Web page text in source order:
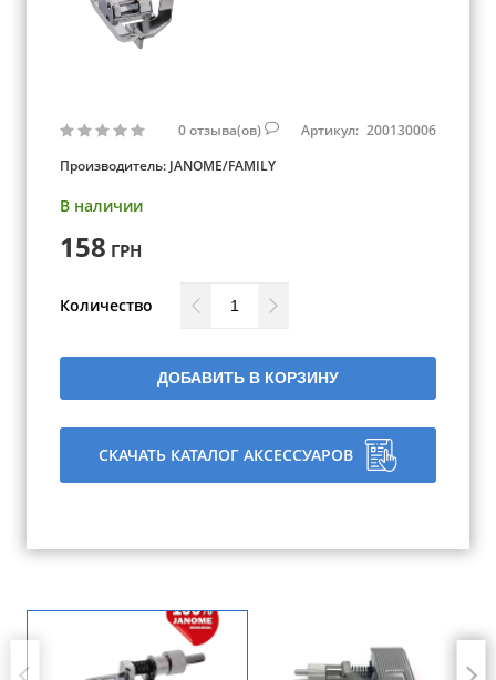
0отзыва(ов) Артикул: 200130006
Производитель: JANOME/FAMILY
В наличии
158 ГРН
Количество
ДОБАВИТЬ В КОРЗИНУ
СКАЧАТЬ КАТАЛОГ АКСЕССУАРОВ